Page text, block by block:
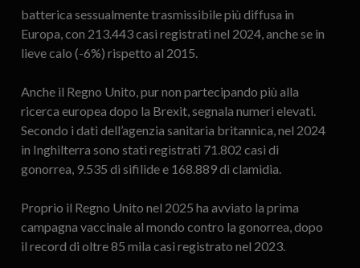
batterica sessualmente trasmissibile più diffusa in
Europa, con 213.443 casi registrati nel 2024, anche se in
lieve calo (-6%) rispetto al 2015.
Anche il Regno Unito, pur non partecipando più alla
ricerca europea dopo la Brexit, segnala numeri elevati.
Secondo i dati dell’agenzia sanitaria britannica, nel 2024
in Inghilterra sono stati registrati 71.802 casi di
gonorrea, 9.535 di sifilide e 168.889 di clamidia.
Proprio il Regno Unito nel 2025 ha avviato la prima
campagna vaccinale al mondo contro la gonorrea, dopo
il record di oltre 85 mila casi registrato nel 2023.